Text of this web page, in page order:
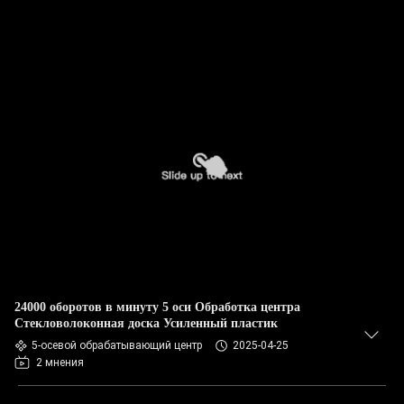
24000 оборотов в минуту 5 оси Обработка центра
Стекловолоконная доска Усиленный пластик
5-осевой обрабатывающий центр
2025-04-25
2 мнения